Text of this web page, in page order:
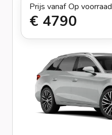
Prijs vanaf
€ 479
Op voorraad
0